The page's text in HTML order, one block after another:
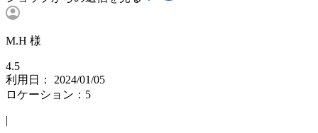
M.H 様
4.5
利用日： 2024/01/05
ロケーション：5
|